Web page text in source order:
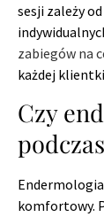
sesji zależy
zabiegów na
każdej
Czy
komfortowy.